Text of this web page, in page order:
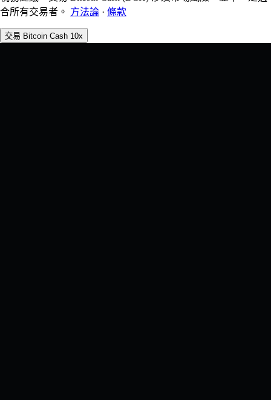
合所有交易者。 方法論 · 條款
交易 Bitcoin Cash 10x